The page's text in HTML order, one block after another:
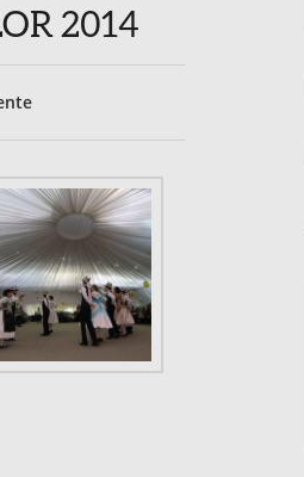
2014